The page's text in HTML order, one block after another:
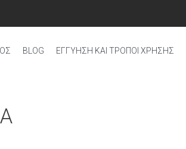
BLOG ΕΓΓΎΗΣΗ ΚΑΙ ΤΡΌΠΟΙ ΧΡΉΣΗΣ